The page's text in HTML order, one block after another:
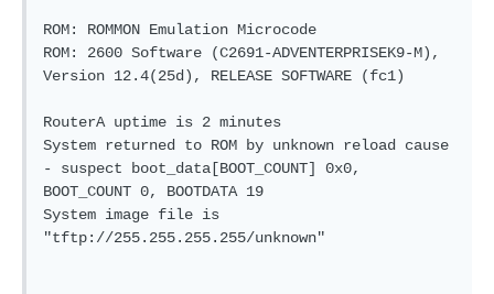
ROM: ROMMON Emulation Microcode
ROM: 2600 Software (C2691-ADVENTERPRISEK9-M),
Version 12.4(25d), RELEASE SOFTWARE (fc1)
RouterA uptime is 2 minutes
System returned to ROM by unknown reload cause
- suspect boot_data[BOOT_COUNT] 0x0,
BOOT_COUNT 0, BOOTDATA 19
System image file is
"tftp://255.255.255.255/unknown"